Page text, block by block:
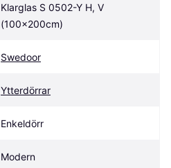
Klarglas S 0502-Y H, V
(100x200cm)
Swedoor
Ytterdörrar
Enkeldörr
Modern